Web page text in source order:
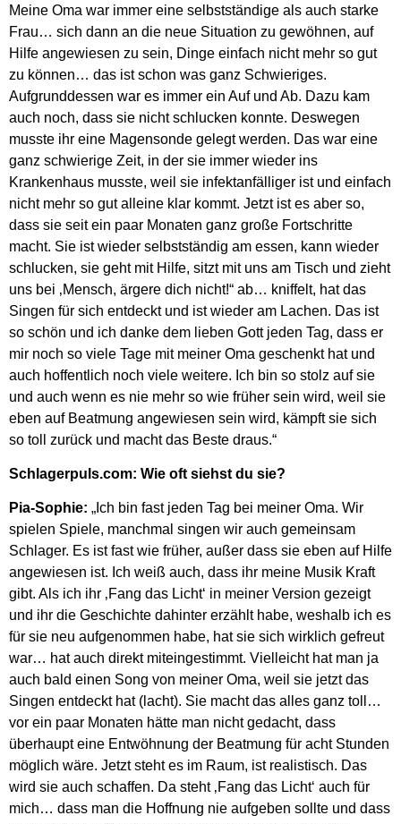
Meine Oma war immer eine selbstständige als auch starke
Frau… sich dann an die neue Situation zu gewöhnen, auf
Hilfe angewiesen zu sein, Dinge einfach nicht mehr so gut
zu können… das ist schon was ganz Schwieriges.
Aufgrunddessen war es immer ein Auf und Ab. Dazu kam
auch noch, dass sie nicht schlucken konnte. Deswegen
musste ihr eine Magensonde gelegt werden. Das war eine
ganz schwierige Zeit, in der sie immer wieder ins
Krankenhaus musste, weil sie infektanfälliger ist und einfach
nicht mehr so gut alleine klar kommt. Jetzt ist es aber so,
dass sie seit ein paar Monaten ganz große Fortschritte
macht. Sie ist wieder selbstständig am essen, kann wieder
schlucken, sie geht mit Hilfe, sitzt mit uns am Tisch und zieht
uns bei ‚Mensch, ärgere dich nicht!“ ab… kniffelt, hat das
Singen für sich entdeckt und ist wieder am Lachen. Das ist
so schön und ich danke dem lieben Gott jeden Tag, dass er
mir noch so viele Tage mit meiner Oma geschenkt hat und
auch hoffentlich noch viele weitere. Ich bin so stolz auf sie
und auch wenn es nie mehr so wie früher sein wird, weil sie
eben auf Beatmung angewiesen sein wird, kämpft sie sich
so toll zurück und macht das Beste draus.“
Schlagerpuls.com: Wie oft siehst du sie?
Pia-Sophie: „Ich bin fast jeden Tag bei meiner Oma. Wir
spielen Spiele, manchmal singen wir auch gemeinsam
Schlager. Es ist fast wie früher, außer dass sie eben auf Hilfe
angewiesen ist. Ich weiß auch, dass ihr meine Musik Kraft
gibt. Als ich ihr ‚Fang das Licht‘ in meiner Version gezeigt
und ihr die Geschichte dahinter erzählt habe, weshalb ich es
für sie neu aufgenommen habe, hat sie sich wirklich gefreut
war… hat auch direkt miteingestimmt. Vielleicht hat man ja
auch bald einen Song von meiner Oma, weil sie jetzt das
Singen entdeckt hat (lacht). Sie macht das alles ganz toll…
vor ein paar Monaten hätte man nicht gedacht, dass
überhaupt eine Entwöhnung der Beatmung für acht Stunden
möglich wäre. Jetzt steht es im Raum, ist realistisch. Das
wird sie auch schaffen. Da steht ‚Fang das Licht‘ auch für
mich… dass man die Hoffnung nie aufgeben sollte und dass